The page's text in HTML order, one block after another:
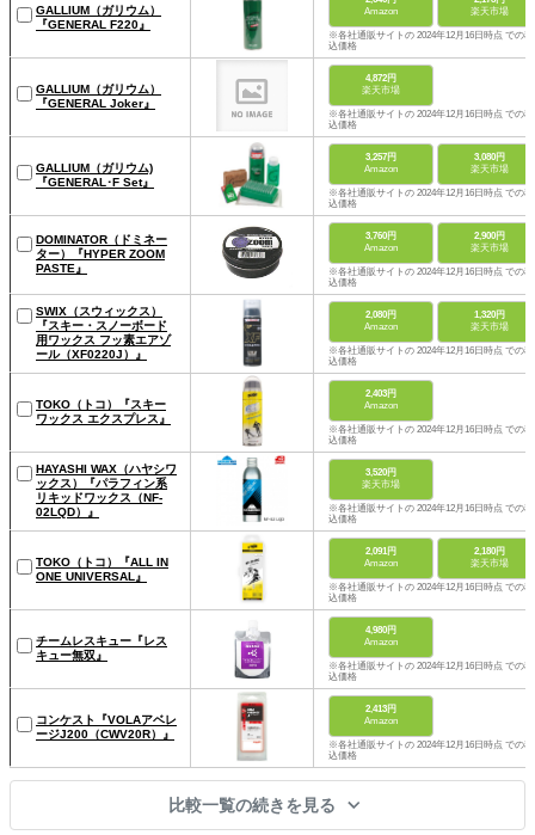
GALLIUM（ガリウム）
『GENERAL F220』
Amazon
楽天市場
※各社通販サイトの 2024年12月16日時点 での税
込価格
GALLIUM（ガリウム）
『GENERAL Joker』
4,872円
楽天市場
※各社通販サイトの 2024年12月16日時点 での税
込価格
GALLIUM（ガリウム)
『GENERAL･F Set』
3,257円
Amazon
3,080円
楽天市場
※各社通販サイトの 2024年12月16日時点 での税
込価格
DOMINATOR（ドミネー
ター）『HYPER ZOOM
PASTE』
3,760円
Amazon
2,900円
楽天市場
※各社通販サイトの 2024年12月16日時点 での税
込価格
SWIX（スウィックス）
『スキー・スノーボード
用ワックス フッ素エアゾ
ール（XF0220J）』
2,080円
Amazon
1,320円
楽天市場
※各社通販サイトの 2024年12月16日時点 での税
込価格
TOKO（トコ）『スキー
ワックス エクスプレス』
2,403円
Amazon
※各社通販サイトの 2024年12月16日時点 での税
込価格
HAYASHI WAX（ハヤシワ
ックス）『パラフィン系
リキッドワックス（NF-
02LQD）』
3,520円
楽天市場
※各社通販サイトの 2024年12月16日時点 での税
込価格
TOKO（トコ）『ALL IN
ONE UNIVERSAL』
2,091円
Amazon
2,180円
楽天市場
※各社通販サイトの 2024年12月16日時点 での税
込価格
チームレスキュー『レス
キュー無双』
4,980円
Amazon
※各社通販サイトの 2024年12月16日時点 での税
込価格
コンケスト『VOLAアベレ
ージJ200（CWV20R）』
2,413円
Amazon
※各社通販サイトの 2024年12月16日時点 での税
込価格
比較一覧の続きを見る